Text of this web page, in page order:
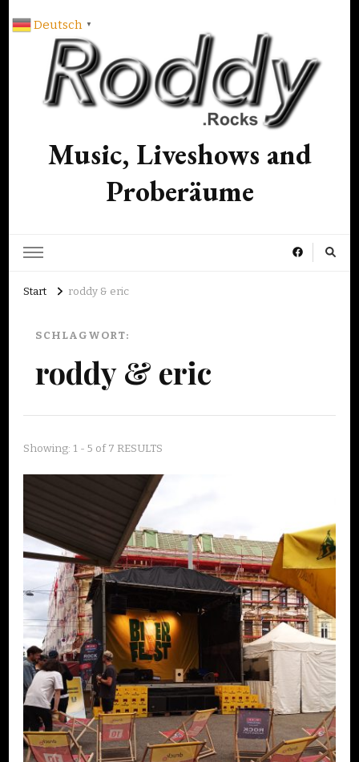
Music, Liveshows and
Proberäume
Start roddy & eric
SCHLAGWORT:
roddy & eric
Showing: 1 - 5 of 7 RESULTS
Deutsch ▼